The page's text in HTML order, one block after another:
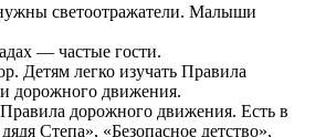
светоотражатели. Малыши
— частые гости.
Детям легко изучать Правила
дорожного движения.
дорожного движения. Есть в
Степа», «Безопасное детство»,